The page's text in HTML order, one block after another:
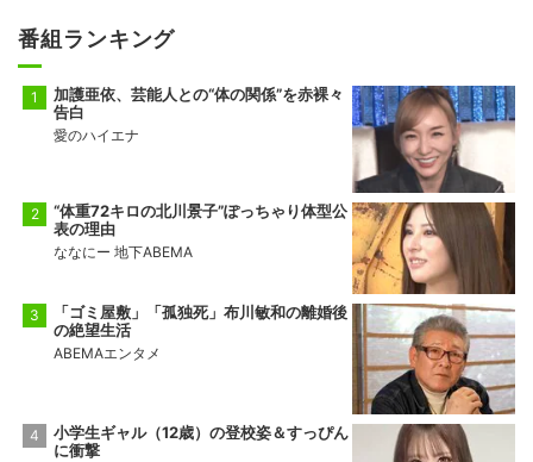
番組ランキング
加護亜依、芸能人との“体の関係”を赤裸々
告白
愛のハイエナ
“体重72キロの北川景子”ぽっちゃり体型公
表の理由
ななにー 地下ABEMA
「ゴミ屋敷」「孤独死」布川敏和の離婚後
の絶望生活
ABEMAエンタメ
小学生ギャル（12歳）の登校姿＆すっぴん
に衝撃